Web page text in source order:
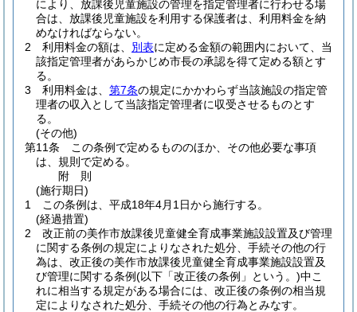
により、放課後児童施設の管理を指定管理者に行わせる場
合は、放課後児童施設を利用する保護者は、利用料金を納
めなければならない。
2
利用料金の額は、 別表に定める金額の範囲内において、当
該指定管理者があらかじめ市長の承認を得て定める額とす
る。
3
利用料金は、 第7条の規定にかかわらず当該施設の指定管
理者の収入として当該指定管理者に収受させるものとす
る。
(その他)
第11条
この条例で定めるもののほか、その他必要な事項
は、規則で定める。
附 則
(施行期日)
1
この条例は、平成18年4月1日から施行する。
(経過措置)
2
改正前の美作市放課後児童健全育成事業施設設置及び管理
に関する条例の規定によりなされた処分、手続その他の行
為は、改正後の美作市放課後児童健全育成事業施設設置及
び管理に関する条例(以下「改正後の条例」という。)中こ
れに相当する規定がある場合には、改正後の条例の相当規
定によりなされた処分、手続その他の行為とみなす。